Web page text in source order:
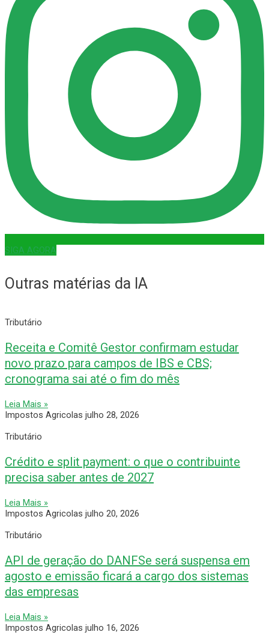
SIGA AGORA
Outras matérias da IA
Tributário
Receita e Comitê Gestor confirmam estudar
novo prazo para campos de IBS e CBS;
cronograma sai até o fim do mês
Leia Mais »
Impostos Agricolas julho 28, 2026
Tributário
Crédito e split payment: o que o contribuinte
precisa saber antes de 2027
Leia Mais »
Impostos Agricolas julho 20, 2026
Tributário
API de geração do DANFSe será suspensa em
agosto e emissão ficará a cargo dos sistemas
das empresas
Leia Mais »
Impostos Agricolas julho 16, 2026